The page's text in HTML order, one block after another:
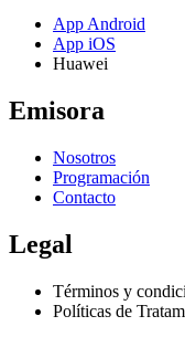
App Android
App iOS
Huawei
Emisora
Nosotros
Programación
Contacto
Legal
Términos y
Políticas de